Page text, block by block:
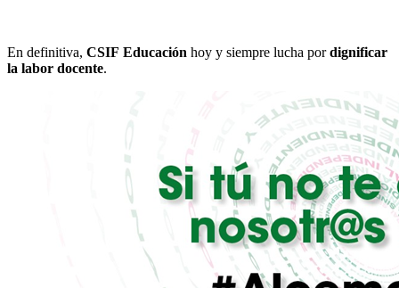
En definitiva, CSIF Educación hoy y siempre lucha pordignificar
la labor docente.